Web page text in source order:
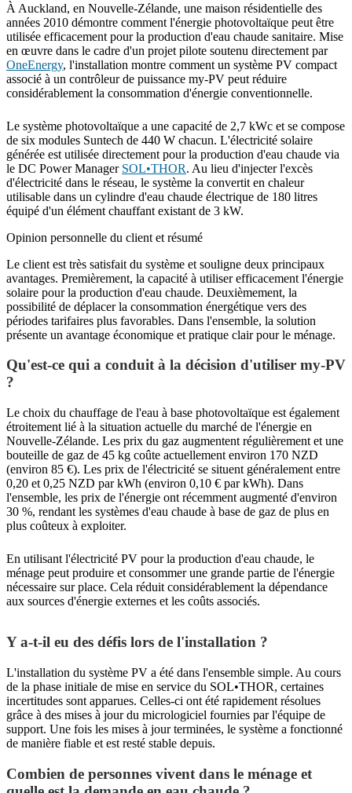
À Auckland, en Nouvelle-Zélande, une maison résidentielle des
années 2010 démontre comment l'énergie photovoltaïque peut être
utilisée efficacement pour la production d'eau chaude sanitaire. Mise
en œuvre dans le cadre d'un projet pilote soutenu directement par
OneEnergy, l'installation montre comment un système PV compact
associé à un contrôleur de puissance my-PV peut réduire
considérablement la consommation d'énergie conventionnelle.
Le système photovoltaïque a une capacité de 2,7 kWc et se compose
de six modules Suntech de 440 W chacun. L'électricité solaire
générée est utilisée directement pour la production d'eau chaude via
le DC Power Manager SOL•THOR. Au lieu d'injecter l'excès
d'électricité dans le réseau, le système la convertit en chaleur
utilisable dans un cylindre d'eau chaude électrique de 180 litres
équipé d'un élément chauffant existant de 3 kW.
Opinion personnelle du client et résumé
Le client est très satisfait du système et souligne deux principaux
avantages. Premièrement, la capacité à utiliser efficacement l'énergie
solaire pour la production d'eau chaude. Deuxièmement, la
possibilité de déplacer la consommation énergétique vers des
périodes tarifaires plus favorables. Dans l'ensemble, la solution
présente un avantage économique et pratique clair pour le ménage.
Qu'est-ce qui a conduit à la décision d'utiliser my-PV
?
Le choix du chauffage de l'eau à base photovoltaïque est également
étroitement lié à la situation actuelle du marché de l'énergie en
Nouvelle-Zélande. Les prix du gaz augmentent régulièrement et une
bouteille de gaz de 45 kg coûte actuellement environ 170 NZD
(environ 85 €). Les prix de l'électricité se situent généralement entre
0,20 et 0,25 NZD par kWh (environ 0,10 € par kWh). Dans
l'ensemble, les prix de l'énergie ont récemment augmenté d'environ
30 %, rendant les systèmes d'eau chaude à base de gaz de plus en
plus coûteux à exploiter.
En utilisant l'électricité PV pour la production d'eau chaude, le
ménage peut produire et consommer une grande partie de l'énergie
nécessaire sur place. Cela réduit considérablement la dépendance
aux sources d'énergie externes et les coûts associés.
Y a-t-il eu des défis lors de l'installation ?
L'installation du système PV a été dans l'ensemble simple. Au cours
de la phase initiale de mise en service du SOL•THOR, certaines
incertitudes sont apparues. Celles-ci ont été rapidement résolues
grâce à des mises à jour du micrologiciel fournies par l'équipe de
support. Une fois les mises à jour terminées, le système a fonctionné
de manière fiable et est resté stable depuis.
Combien de personnes vivent dans le ménage et